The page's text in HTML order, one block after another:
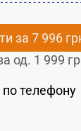
за 7 996
од. 1 999
телефону